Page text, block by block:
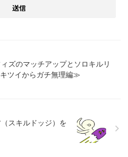
ィズのマッチアップとソロキルリ
ツイからガチ無理編≫
スキルドッジ）を